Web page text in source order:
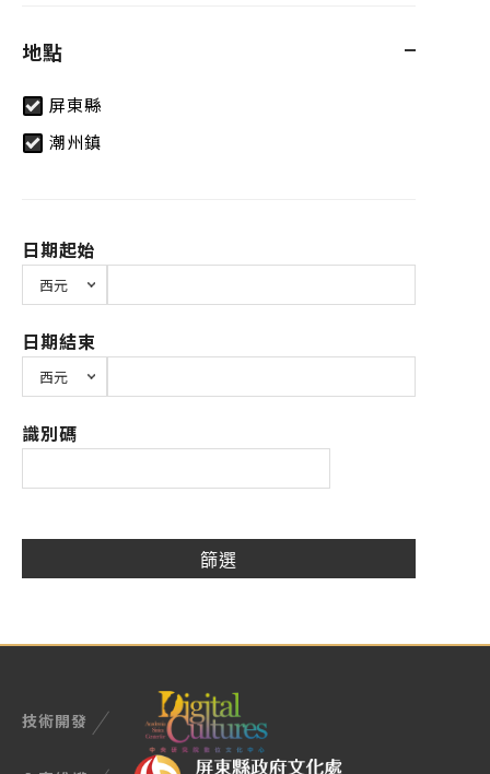
地點
屏東縣
潮州鎮
日期起始
日期結束
識別碼
技術開發